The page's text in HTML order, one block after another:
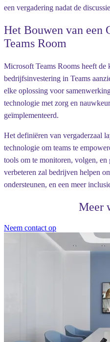
een vergadering nadat de
Het Bouwen van een
Teams Room
Microsoft Teams Rooms heeft de
bedrijfsinvestering in Teams
elke oplossing voor
technologie met zorg en
geïmplementeerd.
Het definiëren van vergaderzaal
technologie om teams te
tools om te monitoren, volgen, en
verbeteren zal bedrijven helpen
ondersteunen, en een meer
Meer
Neem contact op